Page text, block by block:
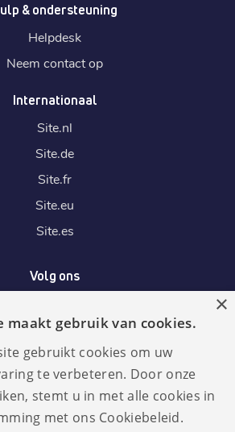
& ondersteuning
Helpdesk
Neem contact op
Internationaal
Site.nl
Site.de
Site.fr
Site.eu
Site.es
Volg ons
Wij accepteren
×
maakt gebruik van cookies.
gebruikt cookies om uw
te verbeteren. Door onze
stemt u in met alle cookies in
met ons Cookiebeleid.